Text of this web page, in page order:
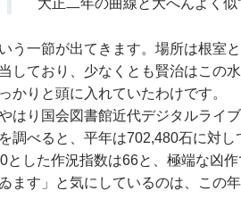
う一節が出てきます。場所は根室
しており、少なくとも賢治はこの
かりと頭に入れていたわけです。
はり国会図書館近代デジタルライ
調べると、平年は702,480石に対
とした作況指数は66と、極端な凶
ます」と気にしているのは、この